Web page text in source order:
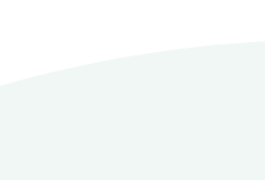
cœur de la plaine rhénane